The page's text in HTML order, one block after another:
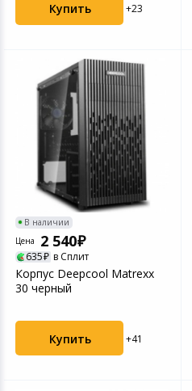
Купить +23
В наличии
Цена
2 540
635 в Сплит
Корпус Deepcool Matrexx
30 черный
Купить +41